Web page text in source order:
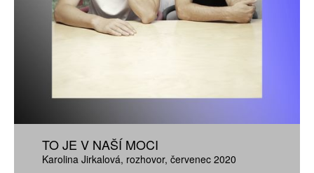
TO JE V NAŠÍ MOCI
Karolina Jirkalová rozhovor červenec 2020